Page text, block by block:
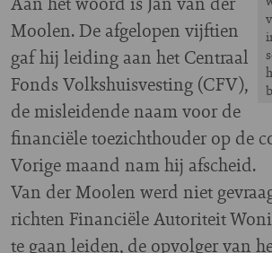
Moolen. De afgelopen vijftien
gaf hij leiding aan het Centraal
Fonds Volkshuisvesting (CFV),
de misleidende naam voor de
financiële toezichthouder op de
Vorige maand nam hij afscheid.
Van der Moolen werd niet
richten Financiële Autoriteit
te gaan leiden, de opvolger van